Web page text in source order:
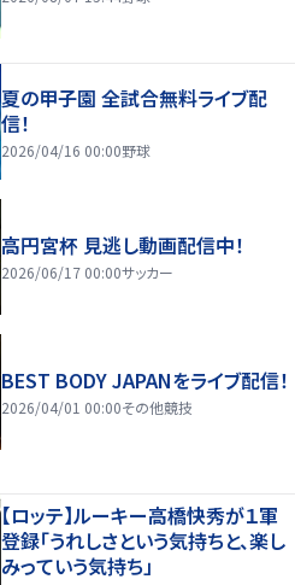
夏の甲子園 全試合無料ライブ配
信！
2026/04/16 00:00野球
高円宮杯 見逃し動画配信中！
2026/06/17 00:00サッカー
BEST BODY JAPANをライブ配信！
2026/04/01 00:00その他競技
【ロッテ】ルーキー高橋快秀が１軍
登録「うれしさという気持ちと、楽し
みっていう気持ち」